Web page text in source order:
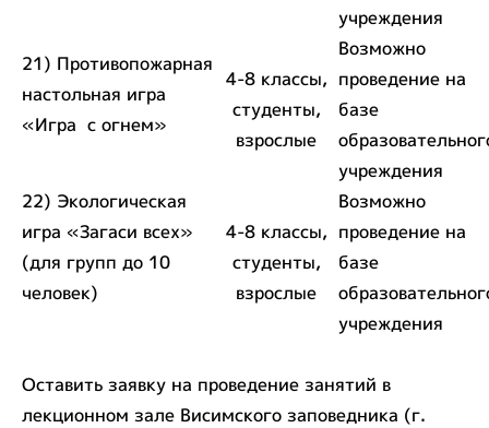
учреждения
21) Противопожарная
настольная игра
«Игра с огнем»
4-8 классы,
студенты,
взрослые
Возможно
проведение на
базе
учреждения
22) Экологическая
игра «Загаси всех»
(для групп до 10
человек)
4-8 классы,
студенты,
взрослые
Возможно
проведение на
базе
учреждения
Оставить заявку на проведение занятий в
лекционном зале Висимского заповедника (г.